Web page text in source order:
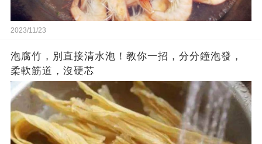
2023/11/23
泡腐竹，別直接清水泡！教你一招，分分鐘泡發，
柔軟筋道，沒硬芯